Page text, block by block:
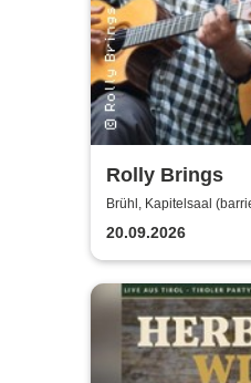
Rolly Brings
Brühl, Kapitelsaal
20.09.2026